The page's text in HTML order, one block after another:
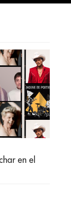
en el